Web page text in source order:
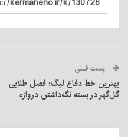
پست قبلی
بهترین خط دفاع لیگ؛ فصل طلایی
گل‌گهر در بسته نگه‌داشتن دروازه